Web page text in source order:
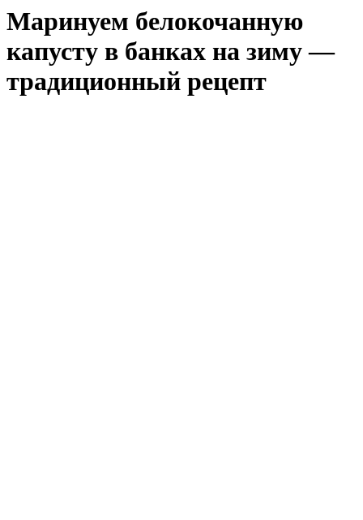
Маринуем белокочанную
капусту в банках на зиму —
традиционный рецепт